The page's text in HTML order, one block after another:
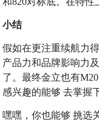
小结
假如在更注重续航力
产品力和品牌影响力
了。最终金立也有
感兴趣的能够 去掌握
嘿嘿，你也能够 挑选